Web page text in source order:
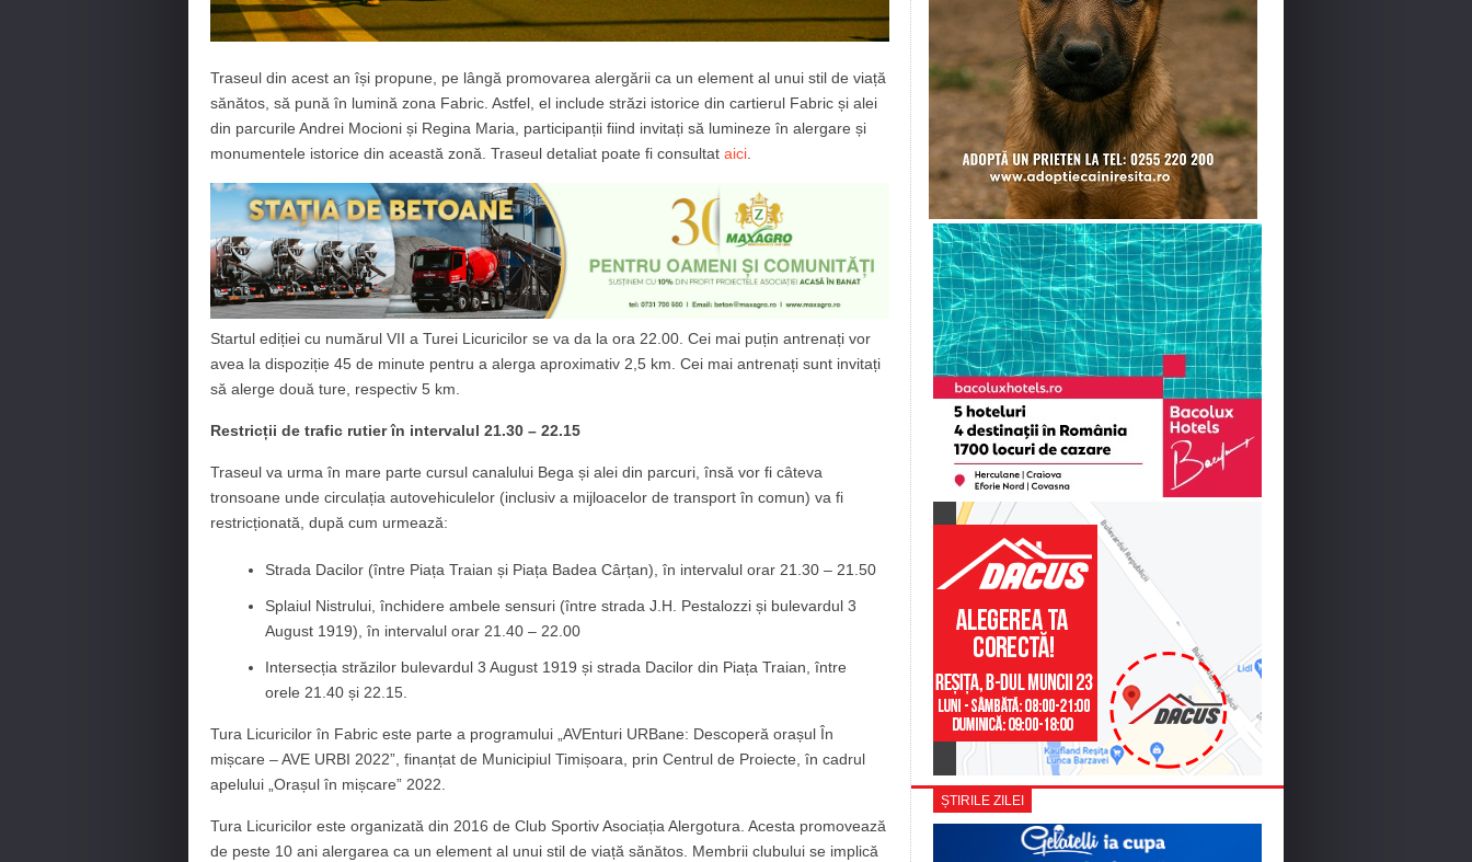
Traseul din acest an își propune, pe lângă promovarea alergării ca un element al unui stil de viață
sănătos, să pună în lumină zona Fabric. Astfel, el include străzi istorice din cartierul Fabric și alei
din parcurile Andrei Mocioni și Regina Maria, participanții fiind invitați să lumineze în alergare și
monumentele istorice din această zonă. Traseul detaliat poate fi consultat aici.
Startul ediției cu numărul VII a Turei Licuricilor se va da la ora 22.00. Cei mai puțin antrenați vor
avea la dispoziție 45 de minute pentru a alerga aproximativ 2,5 km. Cei mai antrenați sunt invitați
să alerge două ture, respectiv 5 km.
Restricții de trafic rutier în intervalul 21.30 – 22.15
Traseul va urma în mare parte cursul canalului Bega și alei din parcuri, însă vor fi câteva
tronsoane unde circulația autovehiculelor (inclusiv a mijloacelor de transport în comun) va fi
restricționată, după cum urmează:
Strada Dacilor (între Piața Traian și Piața Badea Cârțan), în intervalul orar 21.30 – 21.50
Splaiul Nistrului, închidere ambele sensuri (între strada J.H. Pestalozzi și bulevardul 3
August 1919), în intervalul orar 21.40 – 22.00
Intersecția străzilor bulevardul 3 August 1919 și strada Dacilor din Piața Traian, între
orele 21.40 și 22.15.
Tura Licuricilor în Fabric este parte a programului „AVEnturi URBane: Descoperă orașul În
mișcare – AVE URBI 2022”, finanțat de Municipiul Timișoara, prin Centrul de Proiecte, în cadrul
apelului „Orașul în mișcare” 2022.
Tura Licuricilor este organizată din 2016 de Club Sportiv Asociația Alergotura. Acesta promovează
de peste 10 ani alergarea ca un element al unui stil de viață sănătos. Membrii clubului se implică
ȘTIRILE ZILEI